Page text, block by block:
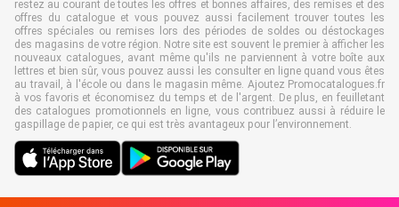
restez au courant de toutes les offres et bonnes affaires, des remises et des
offres du catalogue et vous pouvez aussi facilement trouver toutes les
offres spéciales ou remises lors des périodes de soldes ou déstockages
des magasins de votre région. Notre site est souvent le premier à afficher les
nouveaux catalogues, avant même qu'ils ne parviennent à votre boîte aux
lettres et bien sûr, vous pouvez aussi les consulter en ligne quand vous êtes
au travail, à l'école ou dans le magasin même. Ajoutez Promocatalogues.fr
à vos favoris et économisez du temps et de l'argent. De plus, en feuilletant
des catalogues promotionnels en ligne, vous contribuez aussi à réduire le
gaspillage de papier, ce qui est très avantageux pour l’environnement.